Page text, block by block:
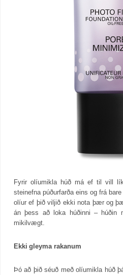
Fyrir olíumikla húð má ef til vill
steinefna púðurfarða eins og frá
olíur ef þið viljið ekki nota þær og
án þess að loka húðinni –
mikilvægt.
Ekki gleyma rakanum
Þó að þið séuð með olíumikla húð